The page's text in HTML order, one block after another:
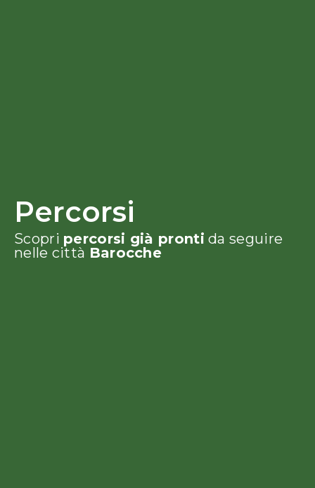
Percorsi
Scopri percorsi già pronti da seguire
nelle città Barocche